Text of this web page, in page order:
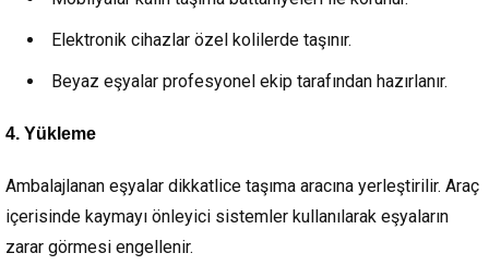
Elektronik cihazlar özel kolilerde taşınır.
Beyaz eşyalar profesyonel ekip tarafından hazırlanır.
4. Yükleme
Ambalajlanan eşyalar dikkatlice taşıma aracına yerleştirilir. Araç
içerisinde kaymayı önleyici sistemler kullanılarak eşyaların
zarar görmesi engellenir.